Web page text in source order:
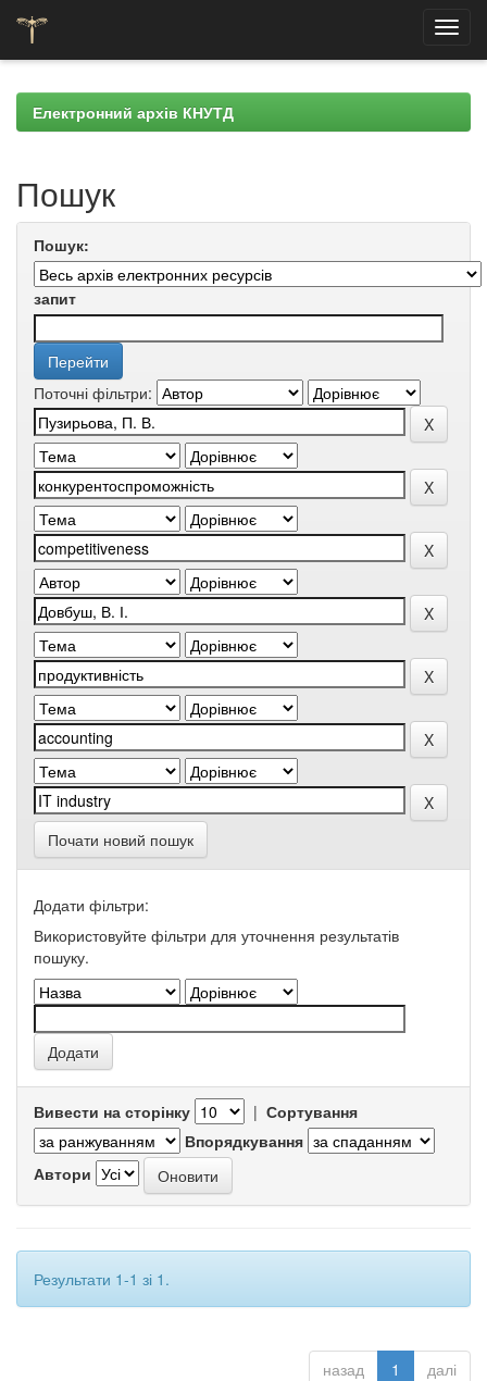
navigationЕлектронний архів КНУТД
Пошук
Пошук:
запит
Поточні фільтри:
Почати новий пошук
Додати фільтри:
Використовуйте фільтри для уточнення результатів
пошуку.
Вивести на сторінку | Сортування
Впорядкування
Автори
Результати 1-1 зі 1.
назад 1 далі